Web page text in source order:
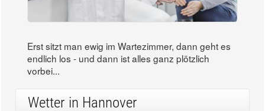
Erst sitzt man ewig im Wartezimmer, dann geht es
endlich los - und dann ist alles ganz plötzlich
vorbei...
Wetter in Hannover